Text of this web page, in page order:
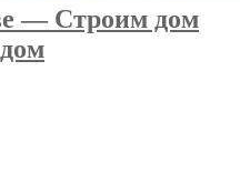
— Строим дом